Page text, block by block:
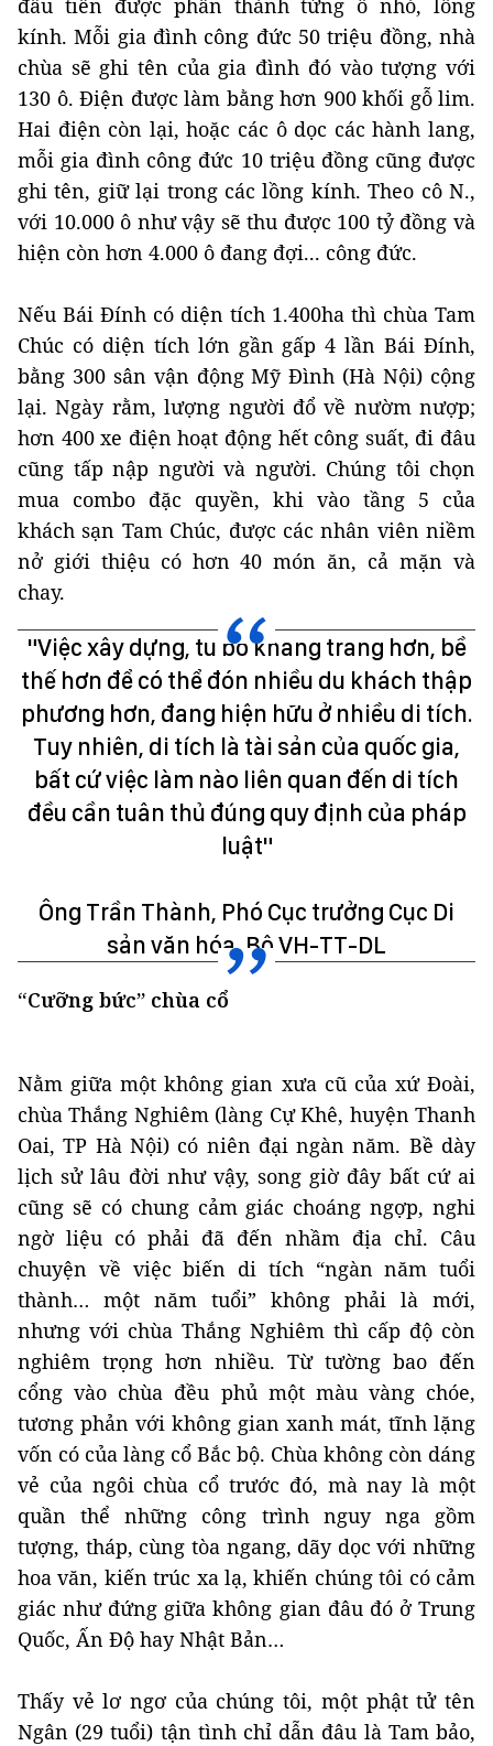
đầu tiên được phân thành từng ô nhỏ, lồng
kính. Mỗi gia đình công đức 50 triệu đồng, nhà
chùa sẽ ghi tên của gia đình đó vào tượng với
130 ô. Điện được làm bằng hơn 900 khối gỗ lim.
Hai điện còn lại, hoặc các ô dọc các hành lang,
mỗi gia đình công đức 10 triệu đồng cũng được
ghi tên, giữ lại trong các lồng kính. Theo cô N.,
với 10.000 ô như vậy sẽ thu được 100 tỷ đồng và
hiện còn hơn 4.000 ô đang đợi... công đức.
Nếu Bái Đính có diện tích 1.400ha thì chùa Tam
Chúc có diện tích lớn gần gấp 4 lần Bái Đính,
bằng 300 sân vận động Mỹ Đình (Hà Nội) cộng
lại. Ngày rằm, lượng người đổ về nườm nượp;
hơn 400 xe điện hoạt động hết công suất, đi đâu
cũng tấp nập người và người. Chúng tôi chọn
mua combo đặc quyền, khi vào tầng 5 của
khách sạn Tam Chúc, được các nhân viên niềm
nở giới thiệu có hơn 40 món ăn, cả mặn và
chay.
"Việc xây dựng, tu bổ khang trang hơn, bề
thế hơn để có thể đón nhiều du khách thập
phương hơn, đang hiện hữu ở nhiều di tích.
Tuy nhiên, di tích là tài sản của quốc gia,
bất cứ việc làm nào liên quan đến di tích
đều cần tuân thủ đúng quy định của pháp
luật"
Ông Trần Thành, Phó Cục trưởng Cục Di
sản văn hóa, Bộ VH-TT-DL
“Cưỡng bức” chùa cổ
Nằm giữa một không gian xưa cũ của xứ Đoài,
chùa Thắng Nghiêm (làng Cự Khê, huyện Thanh
Oai, TP Hà Nội) có niên đại ngàn năm. Bề dày
lịch sử lâu đời như vậy, song giờ đây bất cứ ai
cũng sẽ có chung cảm giác choáng ngợp, nghi
ngờ liệu có phải đã đến nhầm địa chỉ. Câu
chuyện về việc biến di tích “ngàn năm tuổi
thành… một năm tuổi” không phải là mới,
nhưng với chùa Thắng Nghiêm thì cấp độ còn
nghiêm trọng hơn nhiều. Từ tường bao đến
cổng vào chùa đều phủ một màu vàng chóe,
tương phản với không gian xanh mát, tĩnh lặng
vốn có của làng cổ Bắc bộ. Chùa không còn dáng
vẻ của ngôi chùa cổ trước đó, mà nay là một
quần thể những công trình nguy nga gồm
tượng, tháp, cùng tòa ngang, dãy dọc với những
hoa văn, kiến trúc xa lạ, khiến chúng tôi có cảm
giác như đứng giữa không gian đâu đó ở Trung
Quốc, Ấn Độ hay Nhật Bản…
Thấy vẻ lơ ngơ của chúng tôi, một phật tử tên
Ngân (29 tuổi) tận tình chỉ dẫn đâu là Tam bảo,